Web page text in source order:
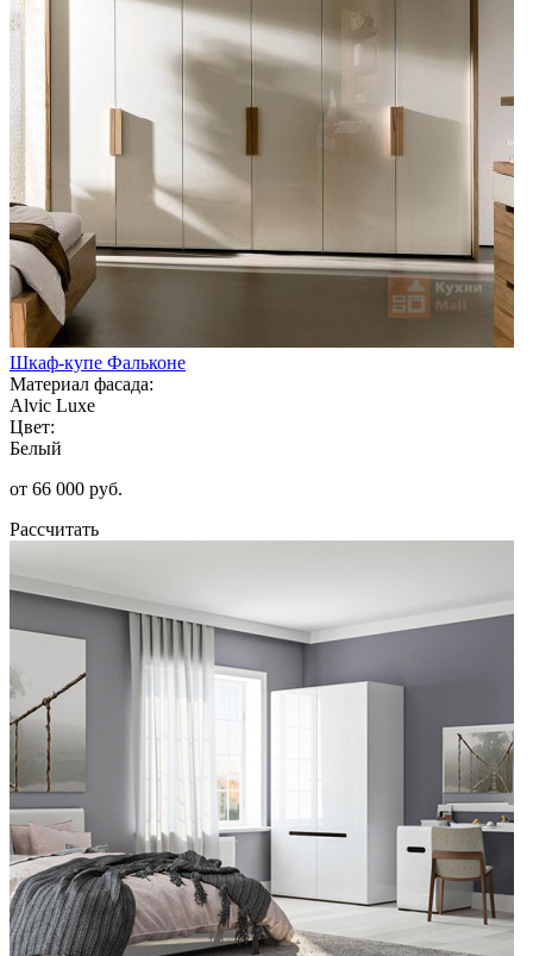
Шкаф-купе Фальконе
Материал фасада:
Alvic Luxe
Цвет:
Белый
от 66 000 руб.
Рассчитать